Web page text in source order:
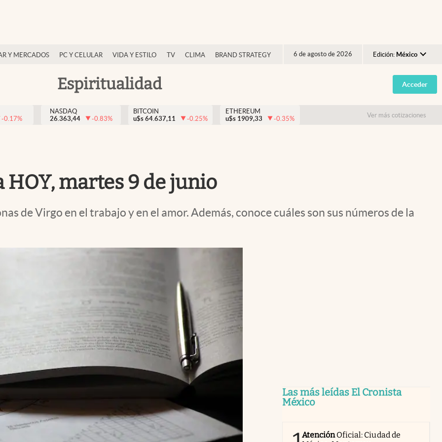
Y MERCADOS PC Y CELULAR VIDA Y ESTILO TV CLIMA BRAND STRATEGY 6 de agosto de 2026 Edición: México
Argentina
España
USA
Espiritualidad Acceder
-0.17%
NASDAQ
26.363,44
-0.83%
BITCOIN
u$s 64.637,11 -0.25%
ETHEREUM
u$s 1909,33 -0.35% Ver más cotizaciones
martes 9 de junio
de Virgo en el trabajo y en el amor. Además, conoce cuáles son sus números de la
Las más leídas El Cronista
México
AtenciónOficial: Ciudad de